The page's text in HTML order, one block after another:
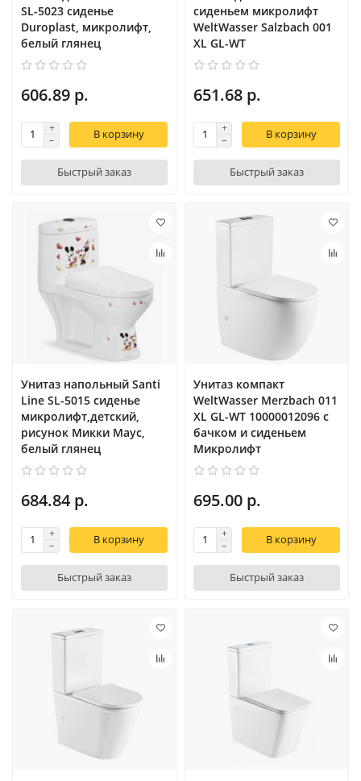
SL-5023 сиденье
Duroplast, микролифт,
белый глянец
606.89 р.
В корзину
Быстрый заказ
сиденьем микролифт
WeltWasser Salzbach 001
XL GL-WT
651.68 р.
В корзину
Быстрый заказ
Унитаз напольный Santi
Line SL-5015 сиденье
микролифт,детский,
рисунок Микки Маус,
белый глянец
684.84 р.
В корзину
Быстрый заказ
Унитаз компакт
WeltWasser Merzbach 011
XL GL-WT 10000012096 с
бачком и сиденьем
Микролифт
695.00 р.
В корзину
Быстрый заказ